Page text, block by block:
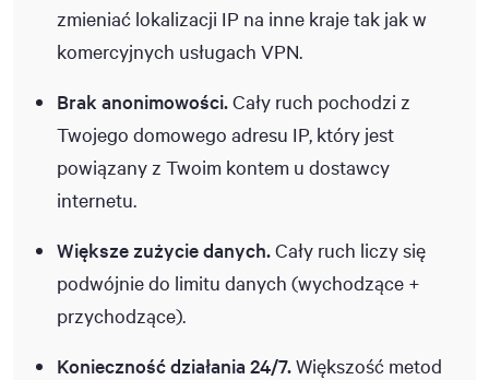
zmieniać lokalizacji IP na inne kraje tak jak w
komercyjnych usługach VPN.
Brak anonimowości.Cały ruch pochodzi z
Twojego domowego adresu IP, który jest
powiązany z Twoim kontem u dostawcy
internetu.
Większe zużycie danych.Cały ruch liczy się
podwójnie do limitu danych (wychodzące +
przychodzące).
Konieczność działania 24/7.Większość metod